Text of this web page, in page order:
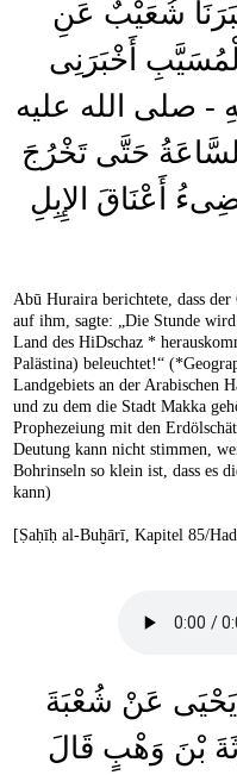
شُعَيْبٌ عَنِ
أَخْبَرَنِى
- صلى الله عليه
حَتَّى تَخْرُجَ
أَعْنَاقَ الإِبِلِ
Abū Huraira berichtete, dass
auf ihm, sagte: „Die Stunde
Land des HiDschaz *
Palästina) beleuchtet!“
Landgebiets an der Arabischen
und zu dem die Stadt Makka
Prophezeiung mit den
Deutung kann nicht stimmen,
Bohrinseln so klein ist, dass es
kann)
[Ṣaḥīḥ al-Buḫārī, Kapitel 85/
يَحْيَى عَنْ شُعْبَةَ
بْنَ وَهْبٍ قَالَ